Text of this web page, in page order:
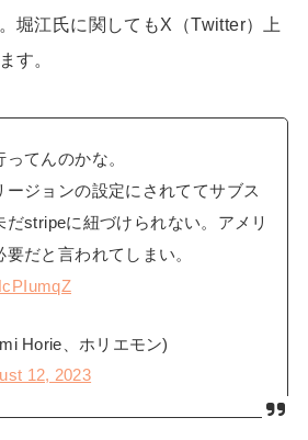
堀江氏に関してもX（Twitter）上
す。
てんのかな。
ージョンの設定にされててサブス
だstripeに紐づけられない。アメリ
だと言われてしまい。
Horie、ホリエモン)
12, 2023